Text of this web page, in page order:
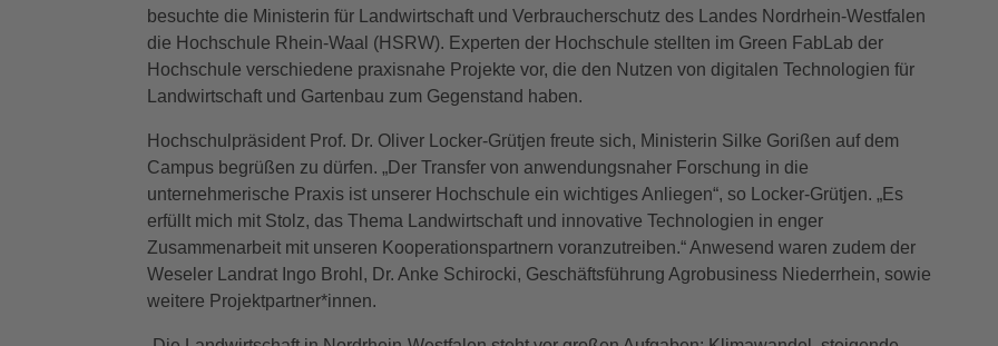
besuchte die Ministerin für Landwirtschaft und Verbraucherschutz des Landes Nordrhein-Westfalen
die Hochschule Rhein-Waal (HSRW). Experten der Hochschule stellten im Green FabLab der
Hochschule verschiedene praxisnahe Projekte vor, die den Nutzen von digitalen Technologien für
Landwirtschaft und Gartenbau zum Gegenstand haben.
Hochschulpräsident Prof. Dr. Oliver Locker-Grütjen freute sich, Ministerin Silke Gorißen auf dem
Campus begrüßen zu dürfen. „Der Transfer von anwendungsnaher Forschung in die
unternehmerische Praxis ist unserer Hochschule ein wichtiges Anliegen“, so Locker-Grütjen. „Es
erfüllt mich mit Stolz, das Thema Landwirtschaft und innovative Technologien in enger
Zusammenarbeit mit unseren Kooperationspartnern voranzutreiben.“ Anwesend waren zudem der
Weseler Landrat Ingo Brohl, Dr. Anke Schirocki, Geschäftsführung Agrobusiness Niederrhein, sowie
weitere Projektpartner*innen.